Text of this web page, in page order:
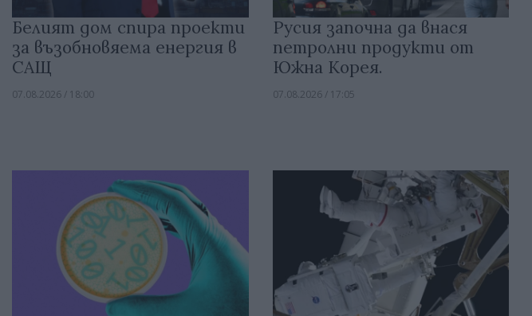
Белият дом спира проекти
за възобновяема енергия в
САЩ
07.08.2026 / 18:00
Русия започна да внася
петролни продукти от
Южна Корея.
07.08.2026 / 17:05